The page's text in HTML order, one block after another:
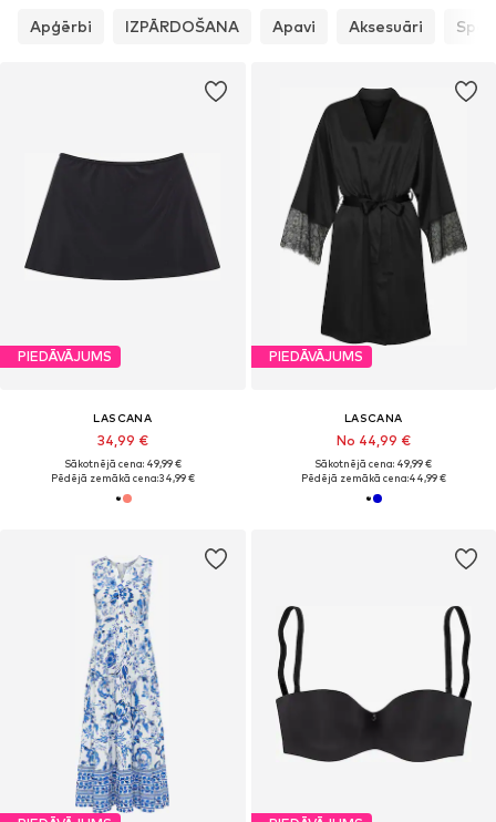
Apģērbi IZPĀRDOŠANA Apavi Aksesuāri
PIEDĀVĀJUMS
LASCANA
34,99 €
Sākotnējā cena: 49,99 €
Pēdējā zemākā cena:34,99 €
PIEDĀVĀJUMS
LASCANA
No 44,99 €
Sākotnējā cena: 49,99 €
Pēdējā zemākā cena:44,99 €